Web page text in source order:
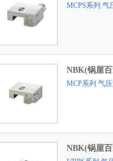
MCPS系列 气
NBK(锅屋
MCP系列 气
NBK(锅屋